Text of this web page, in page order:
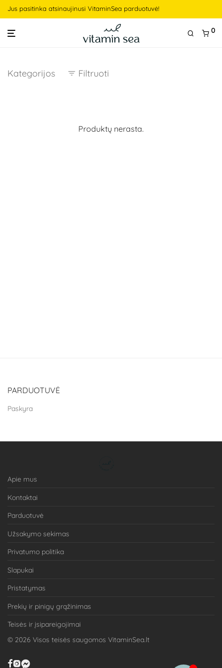
Jus pasitinka atsinaujinusi VitaminSea parduotuvė!
0
Kategorijos Filtruoti
Produktų nerasta.
PARDUOTUVĖ
Paskyra
Apie mus
Kontaktai
Parduotuvė
Užsakymo sekimas
Privatumo politika
Slapukai
Pristatymas
Prekių ir pinigų grąžinimas
Teisės ir įsipareigojimai
© 2026 Visos teisės saugomos VitaminSea.lt